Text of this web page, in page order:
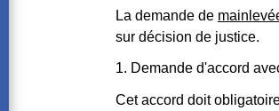
La demande de
sur décision de justice.
1. Demande d'accord
Cet accord doit